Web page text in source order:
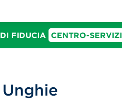
FIDUCIA CENTRO-SERVIZI